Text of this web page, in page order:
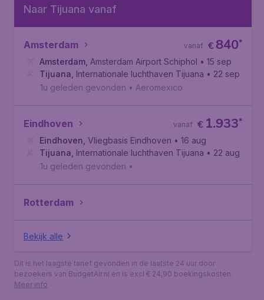
Naar Tijuana vanaf
Amsterdam €840*
vanaf
Amsterdam Amsterdam Airport Schiphol • 15 sep
Tijuana Internationale luchthaven Tijuana • 22 sep
1u geleden gevonden • Aeromexico
Eindhoven € 1.933*
vanaf
Eindhoven Vliegbasis Eindhoven • 16 aug
Tijuana Internationale luchthaven Tijuana • 22 aug
1u geleden gevonden •
Rotterdam
Bekijk alle
Dit is het laagste tarief gevonden in de laatste 24 uur door
bezoekers van BudgetAir.nl en is excl € 24,90 boekingskosten.
Meer info